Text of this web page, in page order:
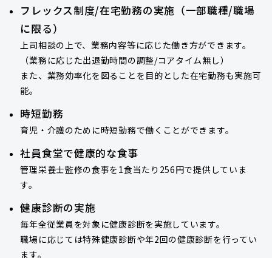
フレックス制度/在宅勤務の実施（一部職種/職場
に限る）
上司相談の上で、業務内容等に応じた働き方ができます。
（業務に応じた出退勤時間の調整/コアタイム無し）
また、業務効率化を図ることを目的とした在宅勤務も実施可
能。
時短勤務
育児・介護のために時短勤務で働くことができます。
社員食堂で健康的な食事
管理栄養士監修の食事を1食当たり256円で提供していま
す。
健康診断の実施
毎年全従業員を対象に健康診断を実施しています。
職場に応じては特殊健康診断や年2回の健康診断を行ってい
ます。